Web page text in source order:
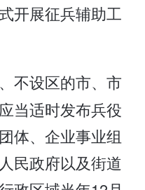
开展征兵辅助工
不设区的市、市
当适时发布兵役
体、企业事业组
民政府以及街道